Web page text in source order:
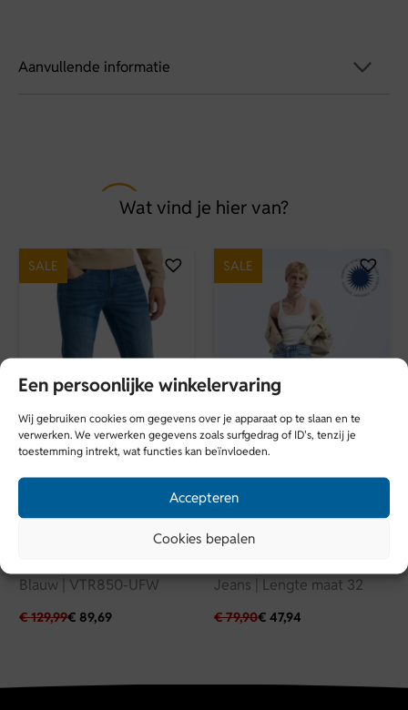
Een persoonlijke winkelervaring
Wij gebruiken cookies om gegevens over je apparaat op te slaan en te
verwerken. We verwerken gegevens zoals surfgedrag of ID's, tenzij je
toestemming intrekt, wat functies kan beïnvloeden.
Accepteren
Cookies bepalen
Aanvullende informatie
Soort
Truien katoen
Vanguard
Seizoen
Kleur
Wat vind je hier van?
SALE
Blauw | VTR850-UFW
€129,99€ 89,69
SALE
Jeans | Lengte maat 32
€79,90€ 47,94